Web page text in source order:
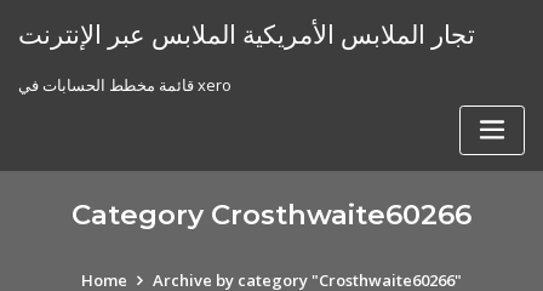
تجار الملابس الأمريكية الملابس عبر الإنترنت
قائمة مخطط الحسابات في xero
Category Crosthwaite60266
Home Archive by category "Crosthwaite60266"